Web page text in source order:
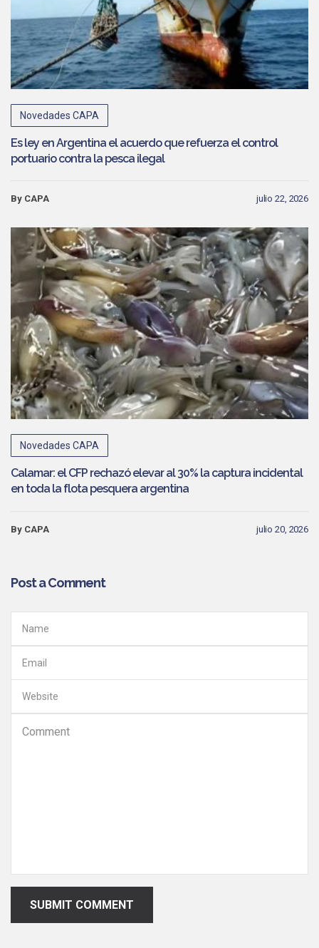
Novedades CAPA
Es ley en Argentina el acuerdo que refuerza el control
portuario contra la pesca ilegal
By CAPA julio 22, 2026
Novedades CAPA
Calamar: el CFP rechazó elevar al 30% la captura incidental
en toda la flota pesquera argentina
By CAPA julio 20, 2026
Post a Comment
SUBMIT COMMENT